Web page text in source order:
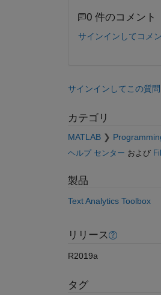
0 件のコメント
サインインしてコメン
サインインしてこの質問
カテゴリ
MATLAB
ヘルプ センター および
製品
Text Analytics Toolbox
リリース
R2019a
タグ